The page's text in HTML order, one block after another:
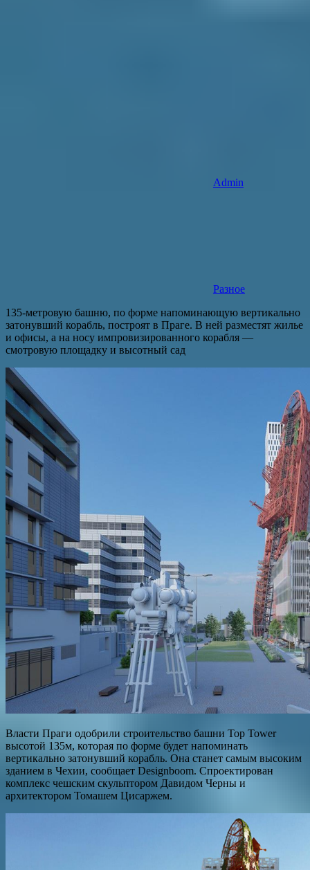
Admin
Разное
135-метровую башню, по форме напоминающую вертикально
затонувший корабль, построят в Праге. В ней разместят жилье
и офисы, а на носу импровизированного корабля —
смотровую площадку и высотный сад
Власти Праги одобрили строительство башни Top Tower
высотой 135м, которая по форме будет напоминать
вертикально затонувший корабль. Она станет самым высоким
зданием в Чехии, сообщает Designboom. Спроектирован
комплекс чешским скульптором Давидом Черны и
архитектором Томашем Цисаржем.